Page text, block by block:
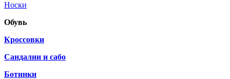
Носки
Обувь
Кроссовки
Сандалии и сабо
Ботинки